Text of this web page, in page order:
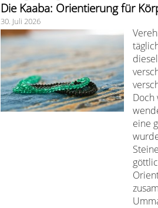
Die Kaaba: Orientierung für
30. Juli 2026
Doch
eine